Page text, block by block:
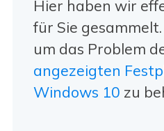
Hier haben wir
für Sie
um das Problem
angezeigten
Windows 10 zu